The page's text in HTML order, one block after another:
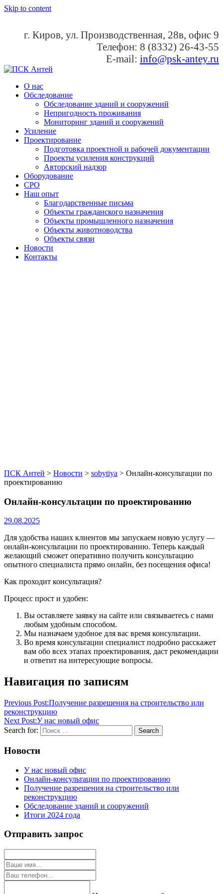
Skip to content
г. Киров, ул. Производственная, 28в, офис 9
Телефон: 8 (8332) 26-43-55
E-mail: info@psk-antey.ru
ПСК Антей
Проектно-строительная компания Антей
О нас
Обследование
Обследование зданий и сооружений
Непригодность проживания
Мониторинг зданий и сооружений
Усиление
Проектирование
Подготовка проектной и рабочей документации
Проекты усиления конструкций
Авторский надзор
Оборудование
СРО
Наш опыт
Благодарственные письма
Объекты гражданского назначения
Объекты промышленного назначения
Объекты животноводства
Объекты связи
Новости
Контакты
ПСК Антей > Новости > sobytiya > Онлайн-консультации по
проектированию
Онлайн-консультации по проектированию
29.08.2025
Для удобства наших клиентов мы запускаем новую услугу —
онлайн-консультации по проектированию. Теперь каждый
желающий сможет оперативно получить консультацию
опытного специалиста прямо онлайн, без посещения офиса!
Как проходит консультация?
Процесс прост и удобен:
Вы оставляете заявку на сайте или связываетесь с нами
любым удобным способом.
Мы назначаем удобное для вас время консультации.
Во время консультации специалист подробно расскажет
вам обо всех этапах проектирования, даст рекомендации
и ответит на интересующие вопросы.
Навигация по записям
Previous Post:Получение разрешения на строительство или
реконструкцию
Next Post:У нас новый офис
Search for:
Search
Новости
У нас новый офис
Онлайн-консультации по проектированию
Получение разрешения на строительство или
реконструкцию
Обследование зданий и сооружений
Итоги 2024 года
Отправить запрос